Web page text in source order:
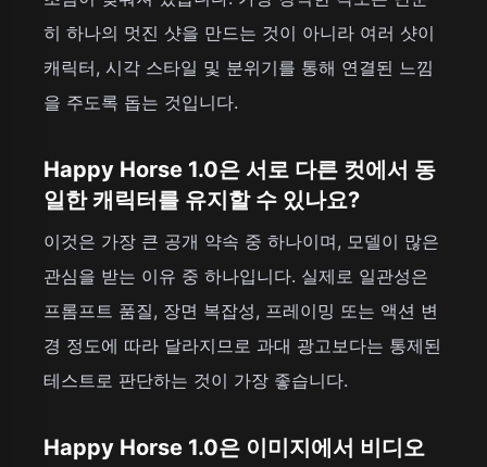
히 하나의 멋진 샷을 만드는 것이 아니라 여러 샷이
캐릭터, 시각 스타일 및 분위기를 통해 연결된 느낌
을 주도록 돕는 것입니다.
Happy Horse 1.0은 서로 다른 컷에서 동
일한 캐릭터를 유지할 수 있나요?
이것은 가장 큰 공개 약속 중 하나이며, 모델이 많은
관심을 받는 이유 중 하나입니다. 실제로 일관성은
프롬프트 품질, 장면 복잡성, 프레이밍 또는 액션 변
경 정도에 따라 달라지므로 과대 광고보다는 통제된
테스트로 판단하는 것이 가장 좋습니다.
Happy Horse 1.0은 이미지에서 비디오